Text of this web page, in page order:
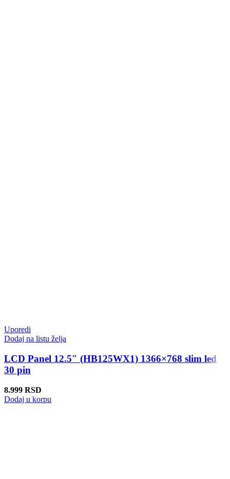
Uporedi
Dodaj na listu želja
LCD Panel 12.5″ (HB125WX1) 1366×768 slim led
30 pin
8.999 RSD
Dodaj u korpu